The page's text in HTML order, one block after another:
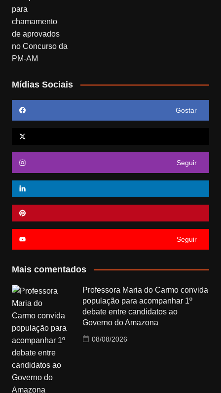
Mídias Sociais
Gostar
Seguir
Seguir
Mais comentados
Professora Maria do Carmo convida
população para acompanhar 1º
debate entre candidatos ao
Governo do Amazona
08/08/2026